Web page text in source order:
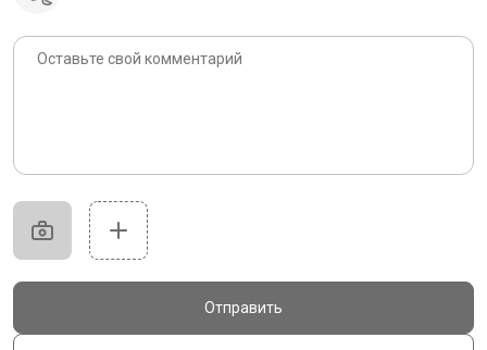
Отправить